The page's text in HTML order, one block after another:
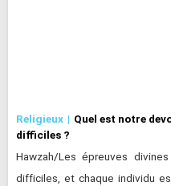
Religieux
Quel est notre
difficiles ?
Hawzah/Les épreuves
difficiles, et chaque individu